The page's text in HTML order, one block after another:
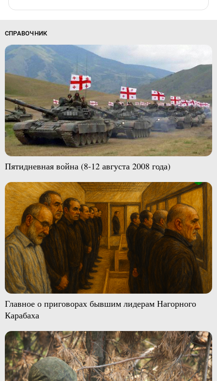
СПРАВОЧНИК
Пятидневная война (8-12 августа 2008 года)
Главное о приговорах бывшим лидерам Нагорного
Карабаха